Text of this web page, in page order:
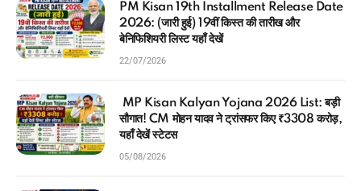
PM Kisan 19th Installment Release Date
2026: (जारी हुई) 19वीं किस्त की तारीख और
बेनिफिशियरी लिस्ट यहाँ देखें
22/07/2026
MP Kisan Kalyan Yojana 2026 List: बड़ी
सौगात! CM मोहन यादव ने ट्रांसफर किए ₹3308 करोड़,
यहाँ देखें स्टेटस
05/08/2026